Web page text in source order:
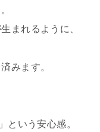
まれるように、
みます。
という安心感。